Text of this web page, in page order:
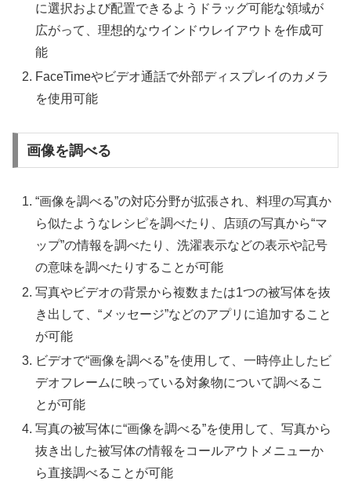
に選択および配置できるようドラッグ可能な領域が
広がって、理想的なウインドウレイアウトを作成可
能
FaceTimeやビデオ通話で外部ディスプレイのカメラ
を使用可能
画像を調べる
“画像を調べる”の対応分野が拡張され、料理の写真か
ら似たようなレシピを調べたり、店頭の写真から“マ
ップ”の情報を調べたり、洗濯表示などの表示や記号
の意味を調べたりすることが可能
写真やビデオの背景から複数または1つの被写体を抜
き出して、“メッセージ”などのアプリに追加すること
が可能
ビデオで“画像を調べる”を使用して、一時停止したビ
デオフレームに映っている対象物について調べるこ
とが可能
写真の被写体に“画像を調べる”を使用して、写真から
抜き出した被写体の情報をコールアウトメニューか
ら直接調べることが可能